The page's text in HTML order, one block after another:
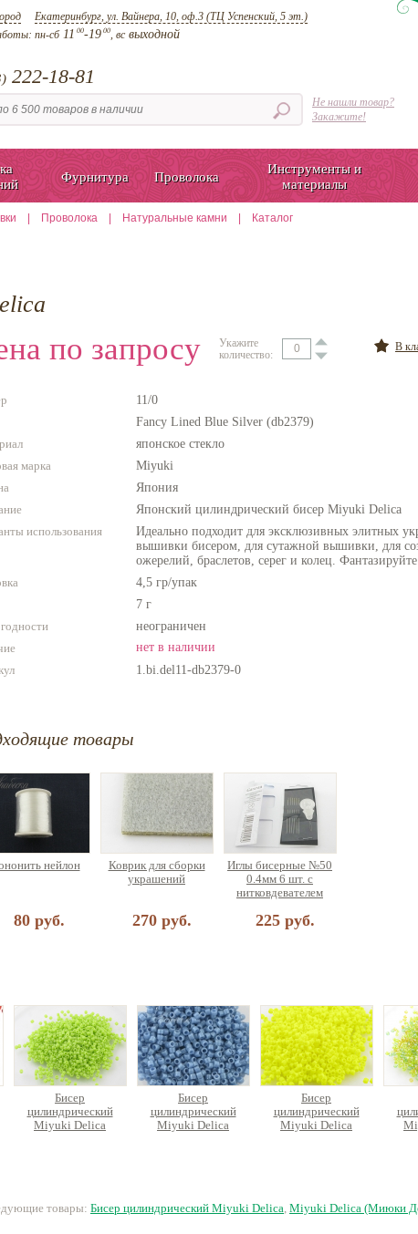
Екатеринбург, ул. Вайнера, 10, оф.3 (ТЦ Успенский, 5 эт.)
пн-сб11 00-19 00, всвыходной
222-18-81
Не нашли товар?
Закажите!
Фурнитура Проволока
Инструменты и
материалы
Проволока Натуральные камни Каталог
по запросу
Укажите
количество:
В
11/0
Fancy Lined Blue Silver (db2379)
японское стекло
марка
Miyuki
Япония
Японский цилиндрический бисер Miyuki Delica
использования
Идеально подходит для эксклюзивных элитных
вышивки бисером, для сутажной вышивки, для
ожерелий, браслетов, серег и колец.
4,5 гр/упак
7 г
неограничен
нет в наличии
1.bi.del11-db2379-0
товары
нейлон
80 руб.
Коврик для сборки
украшений
270 руб.
Иглы бисерные №50
0.4мм 6 шт. с
нитковдевателем
225 руб.
Бисер
цилиндрический
Miyuki Delica
Бисер
цилиндрический
Miyuki Delica
Бисер
цилиндрический
Miyuki Delica
товары: Бисер цилиндрический Miyuki Delica, Miyuki Delica (Миюки